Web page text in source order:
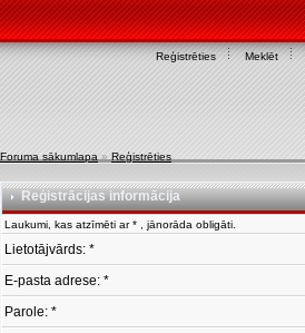
Reģistrēties Meklēt
Foruma sākumlapa » Reģistrēties
Reģistrācijas informācija
Laukumi, kas atzīmēti ar * , jānorāda obligāti.
Lietotājvārds: *
E-pasta adrese: *
Parole: *